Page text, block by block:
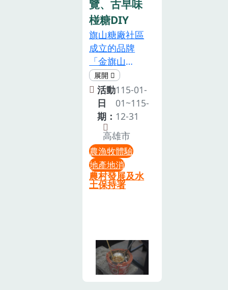
09:00-18:00星
期一 13:00-
17:00
鐘）•白蓮霧
饅頭
DIY_$100 元/
人（10 人成
團，2 小時）
張氏農場 - 食
農體驗營業時
間：星期一 至
星期日 9 am -
18 am（體驗
皆採預約制，
歡迎私訊或來
電洽詢貓頭鷹
老師）
用低碳點心或
塭仔a飯湯，
品味在地食
材，共創美好
回憶！•塭豐
與海洋(社區地
圖、海平面以
下漁村故事) &
整裝 （40分
鐘）•始沙窯
文化體驗及手
抓沙蟹（80分
鐘）•漫步塭
豐社區（15分
桑田（10 人
成團 ）$550/
人走讀消失的
稻田－從鴨蛋
地、背後捕捉
的漁法、漁人
的故事、澎湖
的文化，用
「吃魚」拉近
人與海的距
離！並期許人
人都能透過選
擇對海洋友善
的海鮮，讓我
們的海洋永續
發展。年年有
「賰
tshun」、歲
著琳琅滿目的
魚攤，卻不知
道那些是什麼
覽、古早味
椪糖DIY
旗山糖廠社區
成立的品牌
「金旗山
城」，位於百
年高雄旗山糖
廠內，以香蕉
全利用和糖業
運用為核心，
推出農村DIY
體驗、糖廠導
覽等等豐富有
趣的綠色永續
遊程，有香絲
炭香椪糖等
等，大旗美直
賣所門市更販
活動
日
期：
115-01-
01~115-
12-31
高雄市
農漁牧體驗
地產地消
農村發展及水
土保持署